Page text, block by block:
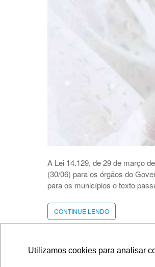
Utilizamos cookies para analisar
A Lei 14.129, de 29 de março
(30/06) para os órgãos do
para os municípios o texto
CONTINUE LENDO“LEI
DO
ENTRA